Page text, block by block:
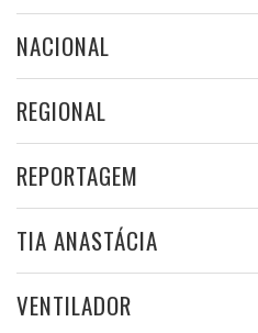
NACIONAL
REGIONAL
REPORTAGEM
TIA ANASTÁCIA
VENTILADOR